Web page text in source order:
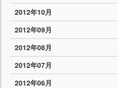
2012年10月
2012年09月
2012年08月
2012年07月
2012年06月